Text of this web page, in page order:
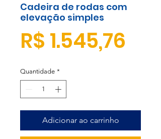
Cadeira de rodas com
elevação simples
R$ 1.545,76
Quantidade *
Adicionar ao carrinho